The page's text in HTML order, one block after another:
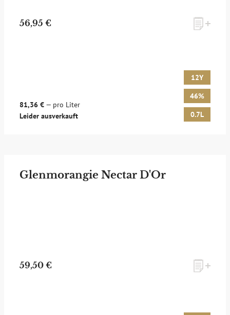
56,95 €
81,36 € — pro Liter
Leider ausverkauft
12Y
46%
0.7L
Glenmorangie Nectar D'Or
59,50 €